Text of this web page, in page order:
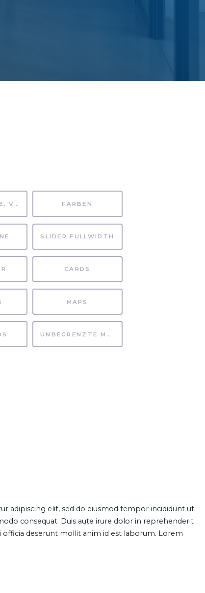
MP4, YOUTUBE, VIMEO FARBEN
SLIDER FULLWIDTH
CARDS
MAPS
UNBEGRENZTE MÖGLICHKEITEN
adipiscing elit, sed do eiusmod tempor incididunt ut
consequat. Duis aute irure dolor in reprehenderit
deserunt mollit anim id est laborum. Lorem